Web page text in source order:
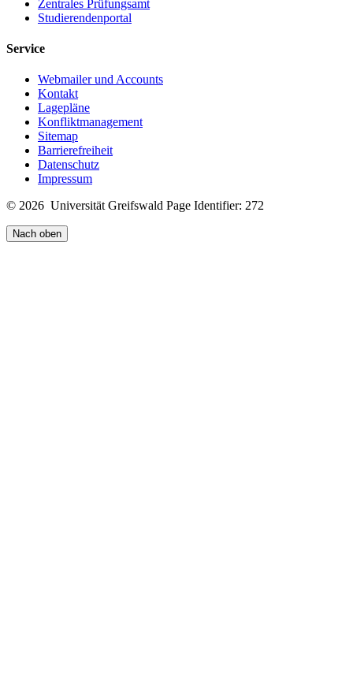
Zentrales Prüfungsamt
Studierendenportal
Service
Webmailer und Accounts
Kontakt
Lagepläne
Konfliktmanagement
Sitemap
Barrierefreiheit
Datenschutz
Impressum
© 2026 Universität Greifswald Page Identifier: 272
Nach oben